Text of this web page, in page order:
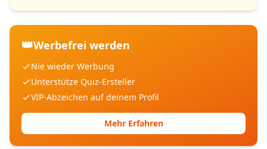
👑Werbefrei werden
Nie wieder Werbung
Unterstütze Quiz-Ersteller
VIP-Abzeichen auf deinem Profil
Mehr Erfahren